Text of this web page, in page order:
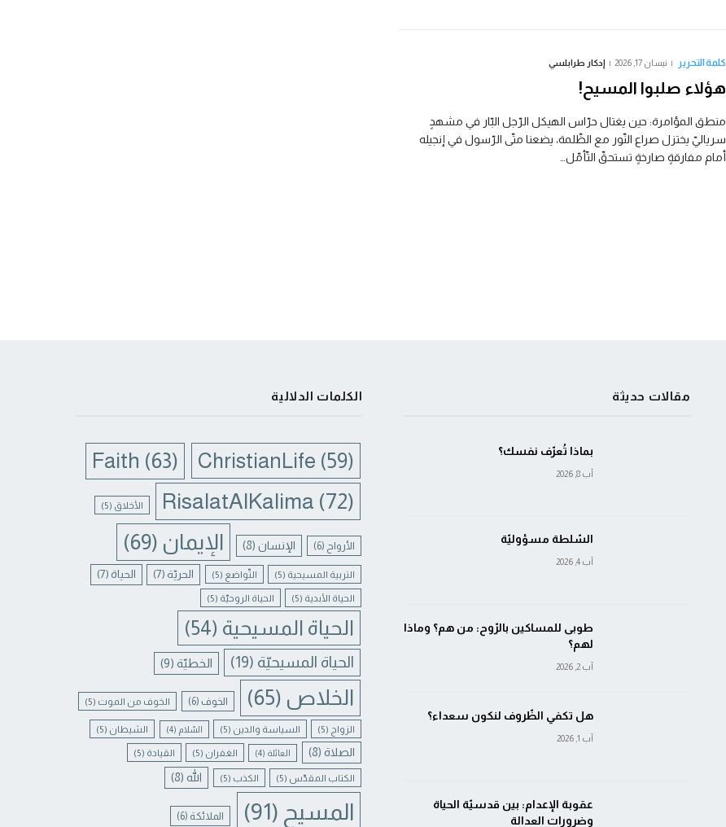
كلمة التحرير نيسان 17, 2026 إدكار طرابلسي
هؤلاء صلبوا المسيح!
منطق المؤامرة: حين يغتال حرّاس الهيكل الرّجل البّار في مشهدٍ
سرياليّ يختزل صراع النّور مع الظّلمة، يضعنا متّى الرّسول في إنجيله
أمام مفارقةٍ صارخةٍ تستحقّ التّأمّل…
مقالات حديثة
بماذا تُعرّف نفسك؟
آب 8, 2026
السّلطة مسؤوليّة
آب 4, 2026
طوبى للمساكين بالرّوح: من هم؟ وماذا
لهم؟
آب 2, 2026
هل تكفي الظّروف لنكون سعداء؟
آب 1, 2026
عقوبة الإعدام: بين قدسيّة الحياة
وضرورات العدالة
الكلمات الدلالية
ChristianLife (59)
Faith (63)
RisalatAlKalima (72) الأخلاق (5)
الأرواح (6) الإنسان(8) الإيمان (69)
التربية المسيحية (5) التّواضع (5) الحريّة (7) الحياة (7)
الحياة الأبدية (5) الحياة الروحيّة (5)
الحياة المسيحية (54)
الحياة المسيحيّة (19) الخطيّة(9)
الخلاص (65) الخوف (6) الخوف من الموت (5)
الزواج (5) السياسة والدين (5) السّلام (4) الشيطان (5)
الصلاة (8) العائلة (4) الغفران (5) القيادة (5)
الكتاب المقدّس (5) الكذب (5) الله(8)
المسيح (91) الملائكة (6)